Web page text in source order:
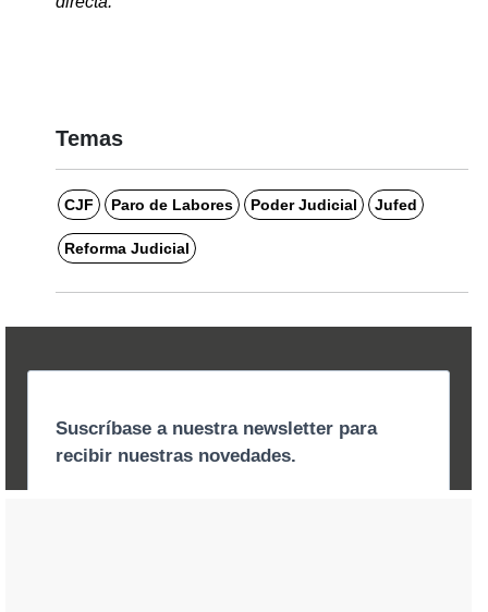
Temas
CJF Paro de Labores Poder Judicial Jufed
Reforma Judicial